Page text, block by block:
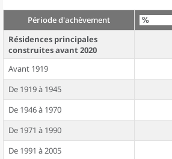
Période d'achèvement
Résidences principales
construites avant 2020
Avant 1919
De 1919 à 1945
De 1946 à 1970
De 1971 à 1990
De 1991 à 2005